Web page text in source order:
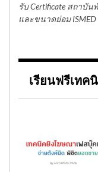
รับ Certificate สถาบั
และขนาดย่อม ISMED
เรียนฟรีเท